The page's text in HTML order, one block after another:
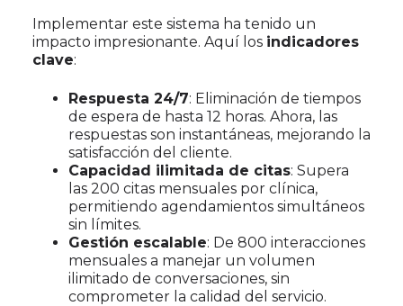
Implementar este sistema ha tenido un
impacto impresionante. Aquí los indicadores
clave:
Respuesta 24/7: Eliminación de tiempos
de espera de hasta 12 horas. Ahora, las
respuestas son instantáneas, mejorando la
satisfacción del cliente.
Capacidad ilimitada de citas: Supera
las 200 citas mensuales por clínica,
permitiendo agendamientos simultáneos
sin límites.
Gestión escalable: De 800 interacciones
mensuales a manejar un volumen
ilimitado de conversaciones, sin
comprometer la calidad del servicio.